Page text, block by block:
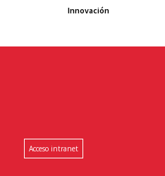
Innovación
Acceso intranet